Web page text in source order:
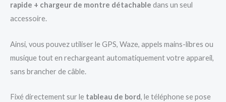
rapide + chargeur de montre détachable dans un seul
accessoire.
Ainsi, vous pouvez utiliser le GPS, Waze, appels mains-libres ou
musique tout en rechargeant automatiquement votre appareil,
sans brancher de câble.
Fixé directement sur le tableau de bord, le téléphone se pose